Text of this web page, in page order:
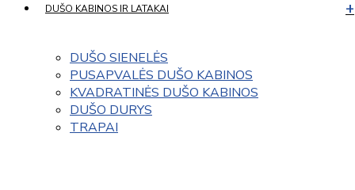
DUŠO KABINOS IR LATAKAI
DUŠO SIENELĖS
PUSAPVALĖS DUŠO KABINOS
KVADRATINĖS DUŠO KABINOS
DUŠO DURYS
TRAPAI